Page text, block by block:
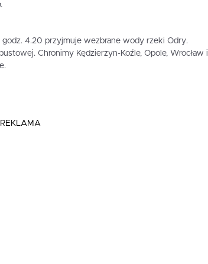
4.20 przyjmuje wezbrane wody rzeki Odry.
Chronimy Kędzierzyn-Koźle, Opole, Wrocław i
REKLAMA